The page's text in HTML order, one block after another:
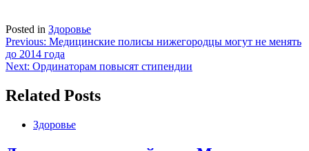
Posted in Здоровье
Навигация
по
Previous: Медицинские полисы нижегородцы могут не менять
до 2014 года
Next: Ординаторам повысят стипендии
Related Posts
Здоровье